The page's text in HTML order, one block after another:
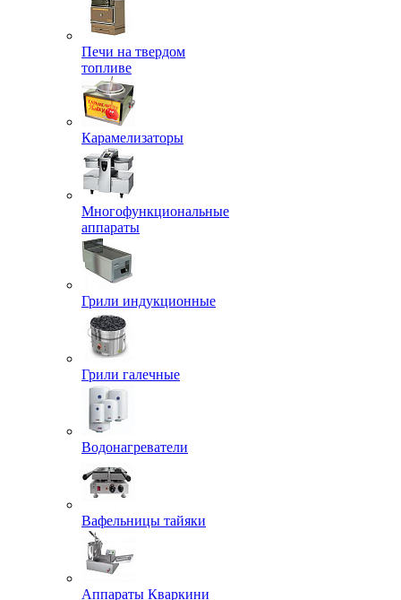
Печи на твердом
топливе
Карамелизаторы
Многофункциональные
аппараты
Грили индукционные
Грили галечные
Водонагреватели
Вафельницы тайяки
Аппараты Кваркини